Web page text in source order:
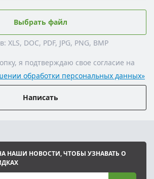
Выбрать файл
DOC, PDF, JPG, PNG, BMP
я подтверждаю свое согласие на
обработки персональных данных»
Написать
НАШИ НОВОСТИ, ЧТОБЫ УЗНАВАТЬ О